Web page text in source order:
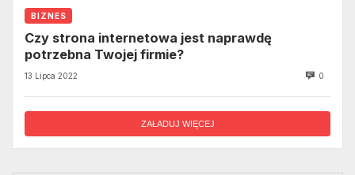
BIZNES
Czy strona internetowa jest naprawdę
potrzebna Twojej firmie?
13 Lipca 2022 0
ZAŁADUJ WIĘCEJ